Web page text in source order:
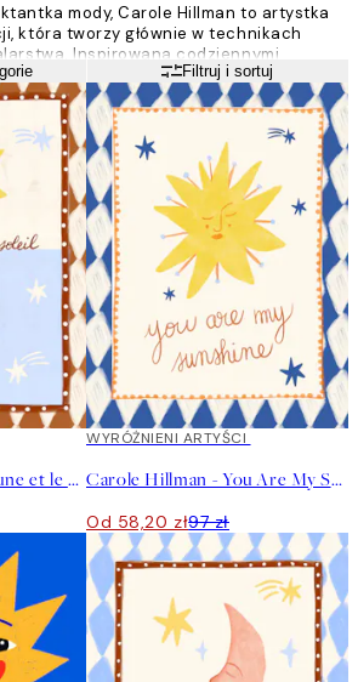
mody, Carole Hillman to artystka
która tworzy głównie w technikach
Inspirowana codziennymi
oraz detalami, teksturami i scenami z
radosne i fantazyjne dzieła sztuki
'Mój styl jest kolorowy i ciepły,
korzeniami mojej rodziny i
którymi dorastałam.'
Filtruj i sortuj
Carole Hillman - La Lune et le Soleil Plakat
40%*
WYRÓŻNIENI ARTYŚCI
Carole Hillman - You Are My Sunshine Plakat
Od 58,20 zł97 zł